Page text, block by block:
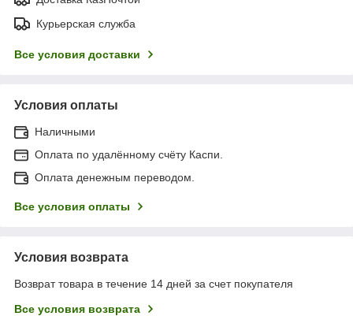
Курьерская служба
Все условия доставки
Условия оплаты
Наличными
Оплата по удалённому счёту Каспи.
Оплата денежным переводом.
Все условия оплаты
Условия возврата
Возврат товара в течение 14 дней за счет покупателя
Все условия возврата